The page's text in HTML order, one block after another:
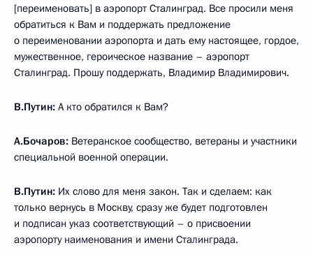
[переименовать] в аэропорт Сталинград. Все просили меня
обратиться к Вам и поддержать предложение
о переименовании аэропорта и дать ему настоящее, гордое,
мужественное, героическое название – аэропорт
Сталинград. Прошу поддержать, Владимир Владимирович.
В.Путин: А кто обратился к Вам?
А.Бочаров: Ветеранское сообщество, ветераны и участники
специальной военной операции.
В.Путин: Их слово для меня закон. Так и сделаем: как
только вернусь в Москву, сразу же будет подготовлен
и подписан указ соответствующий – о присвоении
аэропорту наименования и имени Сталинграда.